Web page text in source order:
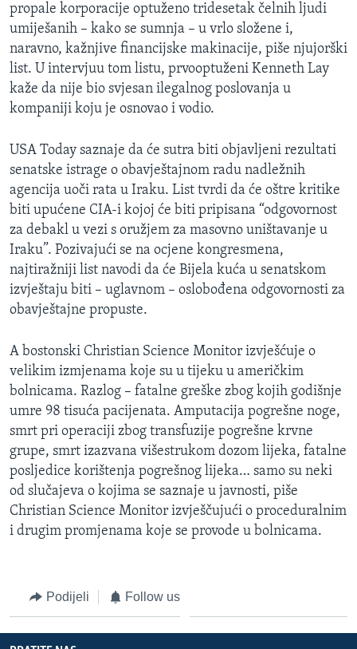
Learning English
PRATITE NAS
propale korporacije optuženo tridesetak čelnih ljudi
umiješanih – kako se sumnja – u vrlo složene i,
naravno, kažnjive financijske makinacije, piše njujorški
list. U intervjuu tom listu, prvooptuženi Kenneth Lay
kaže da nije bio svjesan ilegalnog poslovanja u
kompaniji koju je osnovao i vodio.
USA Today saznaje da će sutra biti objavljeni rezultati
senatske istrage o obavještajnom radu nadležnih
agencija uoči rata u Iraku. List tvrdi da će oštre kritike
biti upućene CIA-i kojoj će biti pripisana “odgovornost
za debakl u vezi s oružjem za masovno uništavanje u
Iraku”. Pozivajući se na ocjene kongresmena,
najtiražniji list navodi da će Bijela kuća u senatskom
izvještaju biti – uglavnom – oslobođena odgovornosti za
obavještajne propuste.
A bostonski Christian Science Monitor izvješćuje o
velikim izmjenama koje su u tijeku u američkim
bolnicama. Razlog – fatalne greške zbog kojih godišnje
umre 98 tisuća pacijenata. Amputacija pogrešne noge,
smrt pri operaciji zbog transfuzije pogrešne krvne
grupe, smrt izazvana višestrukom dozom lijeka, fatalne
posljedice korištenja pogrešnog lijeka… samo su neki
od slučajeva o kojima se saznaje u javnosti, piše
Christian Science Monitor izvješčujući o proceduralnim
i drugim promjenama koje se provode u bolnicama.
Podijeli Follow us